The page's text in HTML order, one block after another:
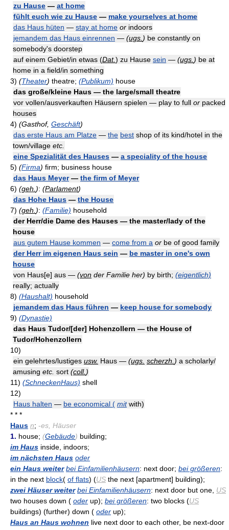
zu Hause — at home
fühlt euch wie zu Hause — make yourselves at home
das Haus hüten — stay at home or indoors
jemandem das Haus einrennen — (ugs.) be constantly on
somebody's doorstep
auf einem Gebiet/in etwas (Dat.) zu Hause sein — (ugs.) be at
home in a field/in something
3) (Theater) theatre; (Publikum) house
das große/kleine Haus — the large/small theatre
vor vollen/ausverkauften Häusern spielen — play to full or packed
houses
4) (Gasthof, Geschäft)
das erste Haus am Platze — the best shop of its kind/hotel in the
town/village etc.
eine Spezialität des Hauses — a speciality of the house
5) (Firma) firm; business house
das Haus Meyer— the firm of Meyer
6) (geh.): (Parlament)
das Hohe Haus — the House
7) (geh.): (Familie) household
der Herr/die Dame des Hauses — the master/lady of the
house
aus gutem Hause kommen — come from a or be of good family
der Herr im eigenen Haus sein — be master in one's own
house
von Haus[e] aus — (von der Familie her) by birth; (eigentlich)
really; actually
8) (Haushalt) household
jemandem das Haus führen — keep house for somebody
9) (Dynastie)
das Haus Tudor/[der] Hohenzollern — the House of
Tudor/Hohenzollern
10)
ein gelehrtes/lustiges usw. Haus — (ugs. scherzh.) a scholarly/
amusing etc. sort (coll.)
11) (SchneckenHaus) shell
12)
Haus halten — be economical ( mitwith)
* * *
Haus n; -es, Häuser
1. house; (Gebäude) building;
im Haus inside, indoors;
im nächsten Haus oder
ein Haus weiter bei Einfamilienhäusern: next door; bei größeren:
in the next block( of flats) (US the next [apartment] building);
zwei Häuser weiter bei Einfamilienhäusern: next door but one, US
two houses down ( oder up); bei größeren: two blocks (US
buildings) (further) down ( oder up);
Haus an Haus wohnen live next door to each other, be next-door